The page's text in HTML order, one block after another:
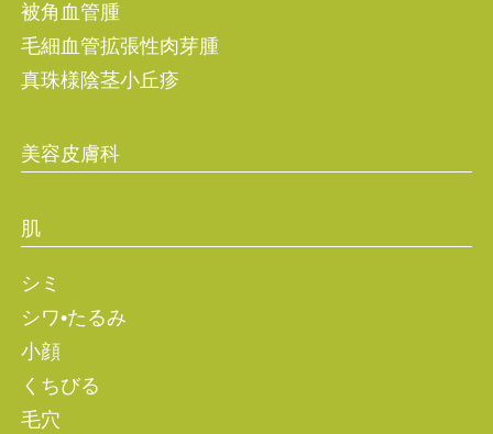
被角血管腫
毛細血管拡張性肉芽腫
真珠様陰茎小丘疹
美容皮膚科
肌
シミ
シワ•たるみ
小顔
くちびる
毛穴